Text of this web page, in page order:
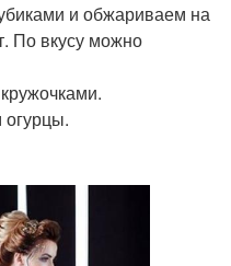
и обжариваем на
По вкусу можно
огурцы.